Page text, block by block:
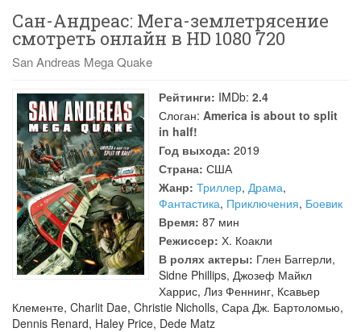
Сан-Андреас: Мега-землетрясение
смотреть онлайн в HD 1080 720
San Andreas Mega Quake
Рейтинги: IMDb: 2.4
Слоган: America is about to split
in half!
Год выхода: 2019
Страна: США
Жанр: Триллер, Драма,
Фантастика, Приключения, Боевик
Время: 87 мин
Режиссер: Х. Коакли
В ролях актеры: Глен Баггерли,
Sidne Phillips, Джозеф Майкл
Харрис, Лиз Феннинг, Ксавьер
Клементе, Charlit Dae, Christie Nicholls, Сара Дж. Бартоломью,
Dennis Renard, Haley Price, Dede Matz